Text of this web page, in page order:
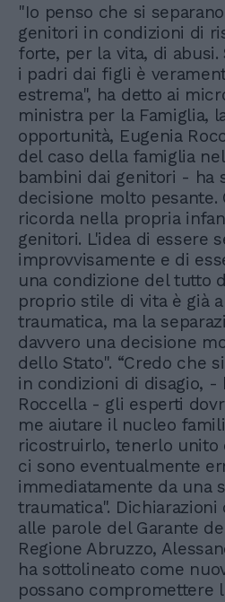
"Io penso che si
genitori in condizioni di
forte, per la vita, di
i padri dai figli è
estrema", ha detto ai
ministra per la Famiglia,
opportunità, Eugenia
del caso della famiglia
bambini dai genitori - ha
decisione molto pesante.
ricorda nella propria
genitori. L'idea di essere
improvvisamente e di
una condizione del tutto
proprio stile di vita è già
traumatica, ma la
davvero una decisione
dello Stato". “Credo che
in condizioni di disagio, -
Roccella - gli esperti
me aiutare il nucleo
ricostruirlo, tenerlo unito
ci sono eventualmente
immediatamente da una
traumatica".
alle parole del Garante
Regione Abruzzo,
ha sottolineato come
possano compromettere